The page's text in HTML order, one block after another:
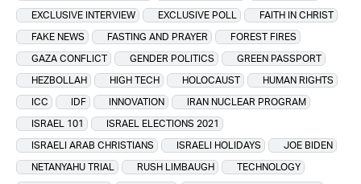
EXCLUSIVE INTERVIEW
EXCLUSIVE POLL
FAITH IN CHRIST
FAKE NEWS
FASTING AND PRAYER
FOREST FIRES
GAZA CONFLICT
GENDER POLITICS
GREEN PASSPORT
HEZBOLLAH
HIGH TECH HOLOCAUST
HUMAN RIGHTS
ICC
IDF INNOVATION
IRAN NUCLEAR PROGRAM
ISRAEL 101
ISRAEL ELECTIONS 2021
ISRAELI ARAB CHRISTIANS
ISRAELI HOLIDAYS
JOE BIDEN
NETANYAHU TRIAL
RUSH LIMBAUGH
TECHNOLOGY